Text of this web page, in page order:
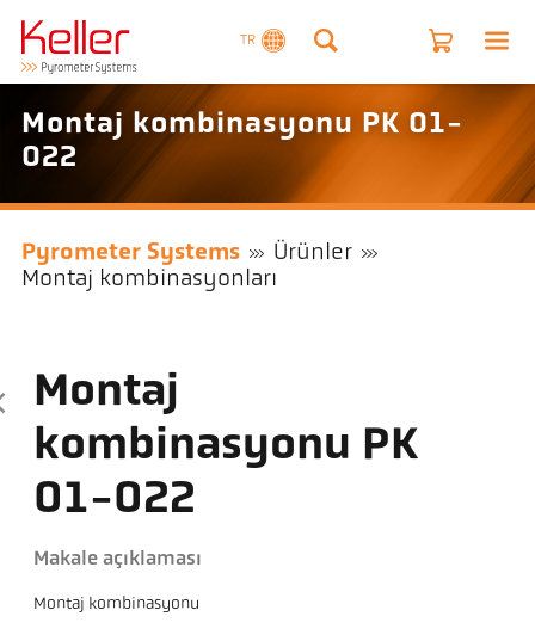
TR
Montaj kombinasyonu PK 01-
022
Pyrometer Systems
Ürünler
Montaj kombinasyonları
Montaj
kombinasyonu PK
01-022
Makale açıklaması
Montaj kombinasyonu